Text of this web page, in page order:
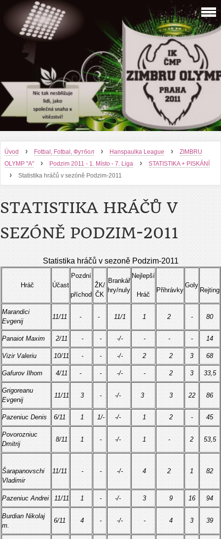
Úvod › Fotbal, Fotbal, Футбол › Hanspaulka League ›
ZIMBRU
OLYMP "A"
› Podzim 2011 - 1. Místo - 7. Liga › STATISTIKA + PISKÁNÍ
› Statistika hráčů v sezóně Podzim-2011
STATISTIKA HRÁČŮ V
SEZÓNĚ PODZIM-2011
Statistika hráčů v sezoně Podzim-2011
Hráč Účast
Pozdní
příchod
ŽK/
ČK
Brankář
hry/nuly
Nejlepší
Hráč
Přihrávky
Goly
Rejting
Marandici
Evgenij
11/11 - - 11/1 1 2 - 80
Panaiot Maxim 2/11 - - -/- - - - 14
Vizir Valeriu 10/11 - - -/- 2 2 3 68
Gafurov Ilhom 4/11 - - -/- - 2 3 33,5
Grigoreanu
Evgenij
11/11 3 - -/- 3 3 22 86
Pazeniuc Denis 6/11 1 1/- -/- 1 2 - 45
Povorozniuc
Dmitrij
8/11 1 - -/- 1 - 2 53,5
Šarapanovschi
Vladimir
11/11 - - -/- 4 2 1 82
Pazeniuc Andrei 11/11 1 - -/- 3 9 16 94
Burdian Nikolaj
m.
6/11 4 - -/- - 4 3 39